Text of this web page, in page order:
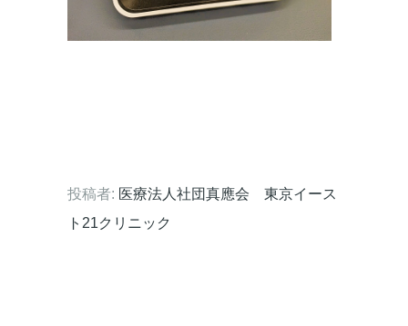
投稿者: 医療法人社団真應会 東京イース
ト21クリニック